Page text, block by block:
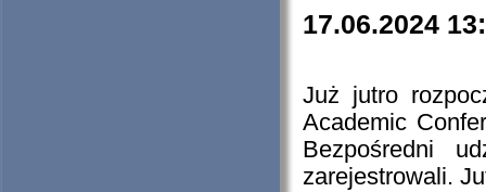
17.06.2024
Już jutro
Academic
Bezpośredni
zarejestrowali.